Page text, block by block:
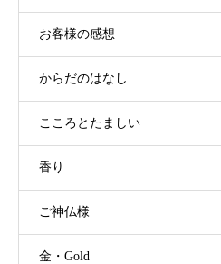
お客様の感想
からだのはなし
こころとたましい
香り
ご神仏様
金・Gold